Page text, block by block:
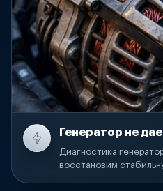
Генератор не
Диагностика
восстановим